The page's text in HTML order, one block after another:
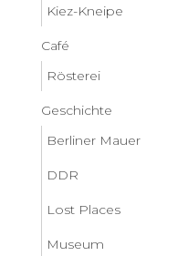
Kiez-Kneipe
Café
Rösterei
Geschichte
Berliner Mauer
DDR
Lost Places
Museum